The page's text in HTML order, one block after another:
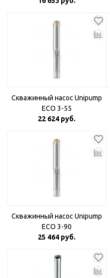
Скважинный насос Unipump
ECO 3-55
22 624 руб.
Скважинный насос Unipump
ECO 3-90
25 464 руб.